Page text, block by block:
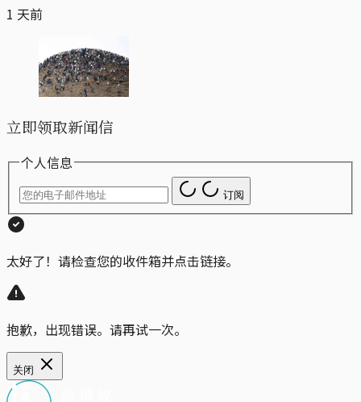
1 天前
立即领取新闻信
个人信息
订阅
太好了！请检查您的收件箱并点击链接。
抱歉，出现错误。请再试一次。
关闭